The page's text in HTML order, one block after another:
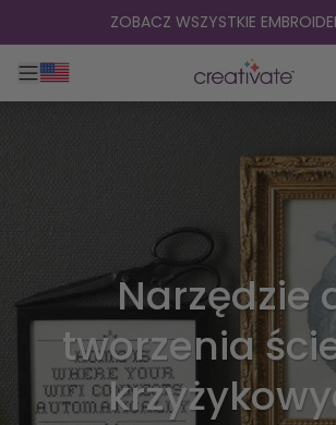
Przejdź do treściZOBACZ WSZYSTKIE
Przełącz główną nawigację
Narzędzie
tworzenia